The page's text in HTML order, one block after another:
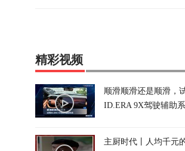
精彩视频
顺滑顺滑还是顺滑，
ID.ERA 9X驾驶辅助
主厨时代丨人均千元